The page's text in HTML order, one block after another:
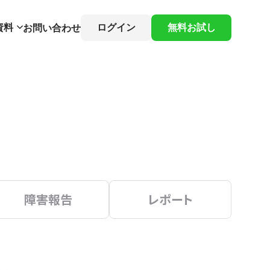
料 お問い合わせ ログイン 無料お試し
障害報告 レポート